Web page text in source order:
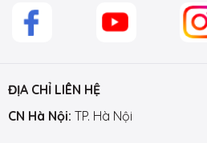
ĐỊA CHỈ LIÊN HỆ
CN Hà Nội: TP. Hà Nội